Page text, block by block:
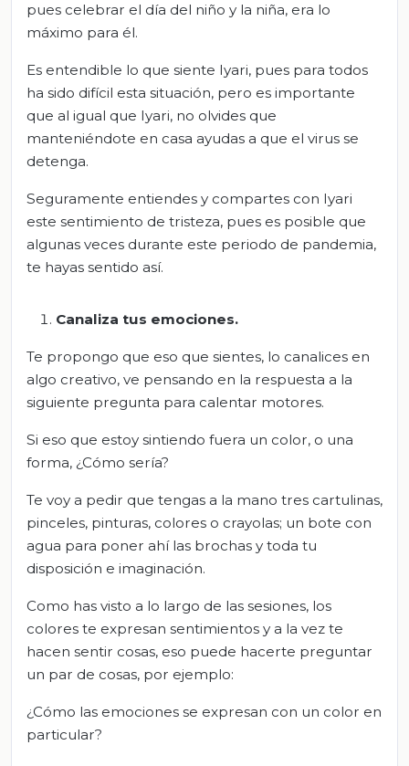
pues celebrar el día del niño y la niña, era lo
máximo para él.
Es entendible lo que siente Iyari, pues para todos
ha sido difícil esta situación, pero es importante
que al igual que Iyari, no olvides que
manteniéndote en casa ayudas a que el virus se
detenga.
Seguramente entiendes y compartes con Iyari
este sentimiento de tristeza, pues es posible que
algunas veces durante este periodo de pandemia,
te hayas sentido así.
Canaliza tus emociones.
Te propongo que eso que sientes, lo canalices en
algo creativo, ve pensando en la respuesta a la
siguiente pregunta para calentar motores.
Si eso que estoy sintiendo fuera un color, o una
forma, ¿Cómo sería?
Te voy a pedir que tengas a la mano tres cartulinas,
pinceles, pinturas, colores o crayolas; un bote con
agua para poner ahí las brochas y toda tu
disposición e imaginación.
Como has visto a lo largo de las sesiones, los
colores te expresan sentimientos y a la vez te
hacen sentir cosas, eso puede hacerte preguntar
un par de cosas, por ejemplo:
¿Cómo las emociones se expresan con un color en
particular?